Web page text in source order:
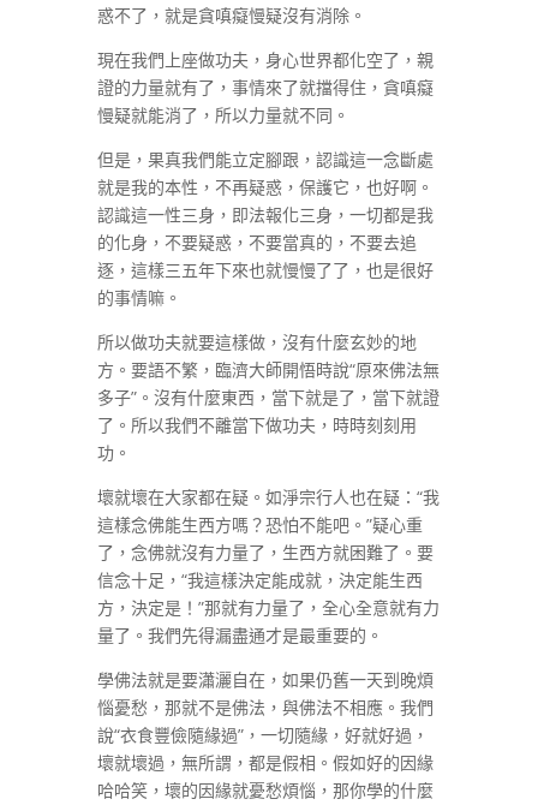
惑不了，就是貪嗔癡慢疑沒有消除。
現在我們上座做功夫，身心世界都化空了，親
證的力量就有了，事情來了就擋得住，貪嗔癡
慢疑就能消了，所以力量就不同。
但是，果真我們能立定腳跟，認識這一念斷處
就是我的本性，不再疑惑，保護它，也好啊。
認識這一性三身，即法報化三身，一切都是我
的化身，不要疑惑，不要當真的，不要去追
逐，這樣三五年下來也就慢慢了了，也是很好
的事情嘛。
所以做功夫就要這樣做，沒有什麼玄妙的地
方。要語不繁，臨濟大師開悟時說“原來佛法無
多子”。沒有什麼東西，當下就是了，當下就證
了。所以我們不離當下做功夫，時時刻刻用
功。
壞就壞在大家都在疑。如淨宗行人也在疑：“我
這樣念佛能生西方嗎？恐怕不能吧。”疑心重
了，念佛就沒有力量了，生西方就困難了。要
信念十足，“我這樣決定能成就，決定能生西
方，決定是！”那就有力量了，全心全意就有力
量了。我們先得漏盡通才是最重要的。
學佛法就是要瀟灑自在，如果仍舊一天到晚煩
惱憂愁，那就不是佛法，與佛法不相應。我們
說“衣食豐儉隨緣過”，一切隨緣，好就好過，
壞就壞過，無所謂，都是假相。假如好的因緣
哈哈笑，壞的因緣就憂愁煩惱，那你學的什麼